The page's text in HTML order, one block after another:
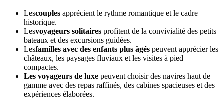
Lescouples apprécient le rythme romantique et le cadre
historique.
Lesvoyageurs solitaires profitent de la convivialité des petits
bateaux et des excursions guidées.
Lesfamilles avec des enfants plus âgés peuvent apprécier les
châteaux, les paysages fluviaux et les visites à pied
compactes.
Les voyageurs de luxe peuvent choisir des navires haut de
gamme avec des repas raffinés, des cabines spacieuses et des
expériences élaborées.